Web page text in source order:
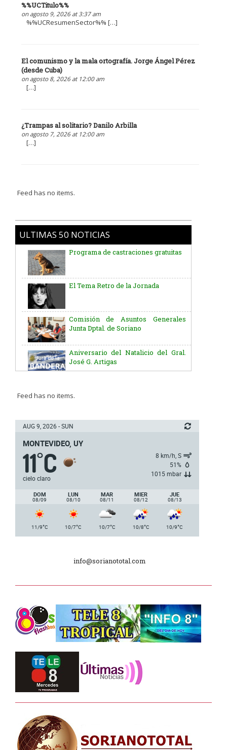
%%UCTitulo%%
on agosto 9, 2026 at 3:37 am
%%UCResumenSector%% […]
El comunismo y la mala ortografía. Jorge Ángel Pérez
(desde Cuba)
on agosto 8, 2026 at 12:00 am
[…]
¿Trampas al solitario? Danilo Arbilla
on agosto 7, 2026 at 12:00 am
[…]
Feed has no items.
ULTIMAS 50 NOTICIAS
Programa de castraciones gratuitas
El Tema Retro de la Jornada
Comisión de Asuntos Generales
Junta Dptal. de Soriano
Aniversario del Natalicio del Gral.
José G. Artigas
Junta Dptal. de Soriano
5ª y 6ª fecha de los campeonatos
nacionales de AUVO
Plan de Regularización de Adeudos
2025
Dpto. de Higiene de la Intendencia.
Tele 8 Tropical – bloque 01
Tele 8 Tropical – bloque 02
Feed has no items.
AUG 9, 2026 - SUN
MONTEVIDEO, UY
11°C
cielo claro
8 km/h, S
51%
1015 mbar
DOM
08/09
LUN
08/10
MAR
08/11
MIER
08/12
JUE
08/13
11/9°C 10/7°C 10/7°C 10/8°C 10/9°C
info@sorianototal.com